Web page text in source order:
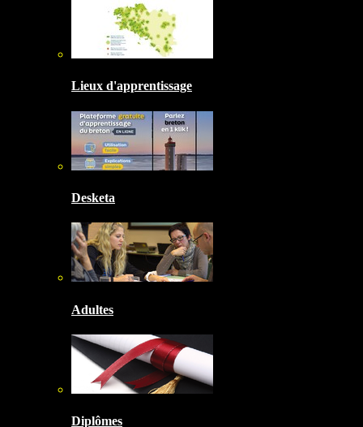
Lieux d'apprentissage
Desketa
Adultes
Diplômes